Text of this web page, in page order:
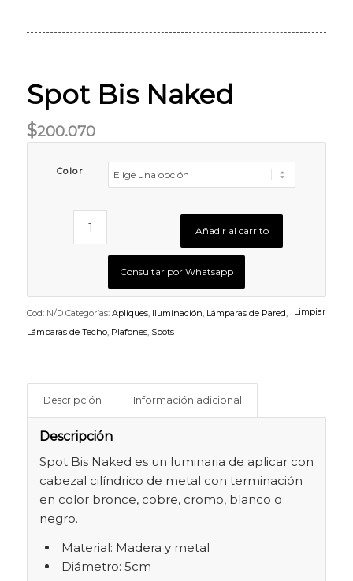
Spot Bis Naked
$200.070
Color
Limpiar
Añadir al carrito
Consultar por Whatsapp
Cod: N/D Categorías: Apliques, Iluminación Lámparas de Pared
Lámparas de Techo, Plafones, Spots
Descripción Información adicional
Descripción
Spot Bis Naked es un luminaria de aplicar con
cabezal cilíndrico de metal con terminación
en color bronce, cobre, cromo, blanco o
negro.
Material: Madera y metal
Diámetro: 5cm